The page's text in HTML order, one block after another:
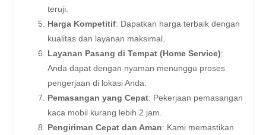
teruji.
Harga Kompetitif: Dapatkan harga terbaik dengan
kualitas dan layanan maksimal.
Layanan Pasang di Tempat (Home Service):
Anda dapat dengan nyaman menunggu proses
pengerjaan di lokasi Anda.
Pemasangan yang Cepat: Pekerjaan pemasangan
kaca mobil kurang lebih 2 jam.
Pengiriman Cepat dan Aman: Kami memastikan